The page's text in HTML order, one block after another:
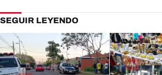
SEGUIR LEYENDO